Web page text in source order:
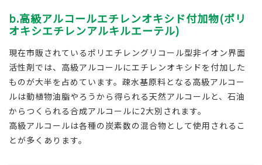
b.高級アルコールエチレンオキシド付加物(ポリ
オキシエチレンアルキルエーテル)
現在市販されているポリエチレングリコール型非イオン界面
活性剤では、高級アルコールにエチレンオキシドを付加した
ものが大半を占めています。疎水基原料となる高級アルコー
ルは動植物油脂やろうから得られる天然アルコールと、石油
からつくられる合成アルコールに2大別されます。
高級アルコールは各種の炭素数の混合物として使用されるこ
とが多くあります。